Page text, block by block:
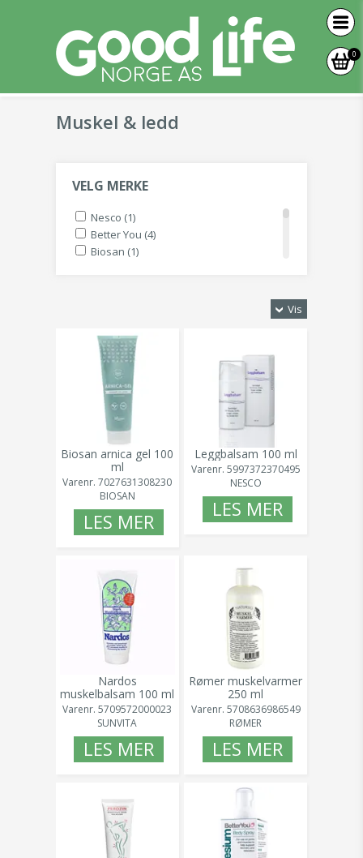
0
Muskel & ledd
VELG MERKE
Nesco (1)
Better You (4)
Biosan (1)
Super Eis-gel (3)
Agrosan (1)
Tiger Balm (2)
Linnex (2)
Perozin (1)
Daniel Einis (2)
Kiki Health (1)
Vis
Biosan arnica gel 100
ml
Varenr. 7027631308230
BIOSAN
LES MER
Leggbalsam 100 ml
Varenr. 5997372370495
NESCO
LES MER
Nardos
muskelbalsam 100 ml
Varenr. 5709572000023
SUNVITA
LES MER
Rømer muskelvarmer
250 ml
Varenr. 5708636986549
RØMER
LES MER